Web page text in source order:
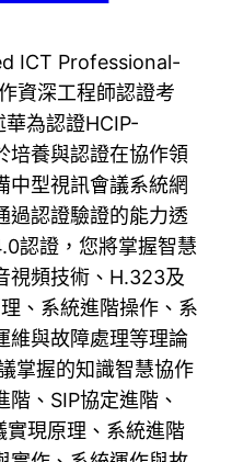
ICT Professional-
資深工程師認證考
華為認證HCIP-
養與認證在協作領
中型視訊會議系統網
過認證驗證的能力透
認證，您將掌握智慧
視頻技術、H.323及
、系統進階操作、系
維與故障處理等理論
掌握的知識智慧協作
、SIP協定進階、
現原理、系統進階